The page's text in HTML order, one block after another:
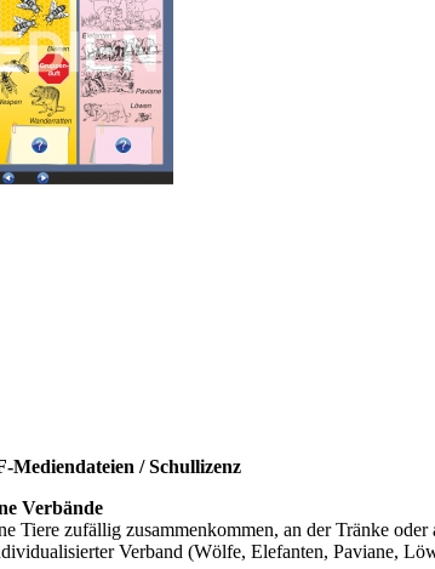
/ Schullizenz
Verbände
Tiere zufällig zusammenkommen, an der Tränke
Verband (Wölfe, Elefanten, Paviane,